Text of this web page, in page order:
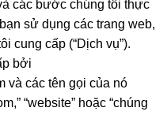
các bước chúng tôi thực
sử dụng các trang web,
cung cấp (“Dịch vụ”).
bởi
và các tên gọi của nó
“website” hoặc “chúng